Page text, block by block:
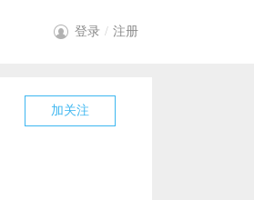
登录 / 注册
加关注